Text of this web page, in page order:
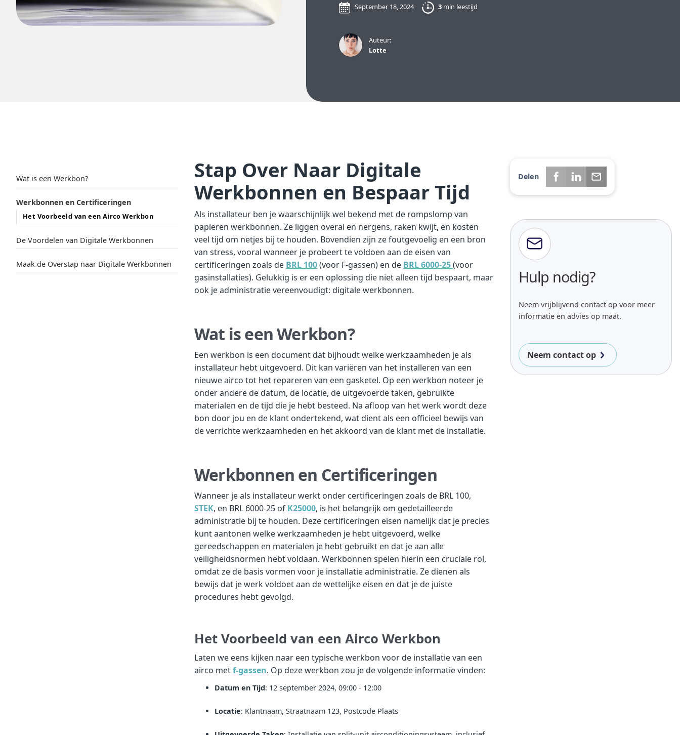
September 18, 2024 3 min leestijd
Auteur:
Lotte
Wat is een Werkbon?
Werkbonnen en Certificeringen
Het Voorbeeld van een Airco Werkbon
De Voordelen van Digitale Werkbonnen
Maak de Overstap naar Digitale Werkbonnen
Stap Over Naar Digitale
Werkbonnen en Bespaar Tijd
Als installateur ben je waarschijnlijk wel bekend met de rompslomp van
papieren werkbonnen. Ze liggen overal en nergens, raken kwijt, en kosten
veel tijd om netjes bij te houden. Bovendien zijn ze foutgevoelig en een bron
van stress, vooral wanneer je probeert te voldoen aan de eisen van
certificeringen zoals de BRL 100(voor F-gassen) en de BRL 6000-25(voor
gasinstallaties). Gelukkig is er een oplossing die niet alleen tijd bespaart, maar
ook je administratie vereenvoudigt: digitale werkbonnen.
Wat is een Werkbon?
Een werkbon is een document dat bijhoudt welke werkzaamheden je als
installateur hebt uitgevoerd. Dit kan variëren van het installeren van een
nieuwe airco tot het repareren van een gasketel. Op een werkbon noteer je
onder andere de datum, de locatie, de uitgevoerde taken, gebruikte
materialen en de tijd die je hebt besteed. Na afloop van het werk wordt deze
bon door jou en de klant ondertekend, wat dient als een officieel bewijs van
de verrichte werkzaamheden en het akkoord van de klant met de installatie.
Werkbonnen en Certificeringen
Wanneer je als installateur werkt onder certificeringen zoals de BRL 100,
STEK, en BRL 6000-25 of K25000, is het belangrijk om gedetailleerde
administratie bij te houden. Deze certificeringen eisen namelijk dat je precies
kunt aantonen welke werkzaamheden je hebt uitgevoerd, welke
gereedschappen en materialen je hebt gebruikt en dat je aan alle
veiligheidsnormen hebt voldaan. Werkbonnen spelen hierin een cruciale rol,
omdat ze de basis vormen voor je installatie administratie. Ze dienen als
bewijs dat je werk voldoet aan de wettelijke eisen en dat je de juiste
procedures hebt gevolgd.
Het Voorbeeld van een Airco Werkbon
Laten we eens kijken naar een typische werkbon voor de installatie van een
airco metf-gassen. Op deze werkbon zou je de volgende informatie vinden:
Datum en Tijd: 12 september 2024, 09:00 - 12:00
Locatie: Klantnaam, Straatnaam 123, Postcode Plaats
Delen
Hulp nodig?
Neem vrijblijvend contact op voor meer
informatie en advies op maat.
Neem contact op